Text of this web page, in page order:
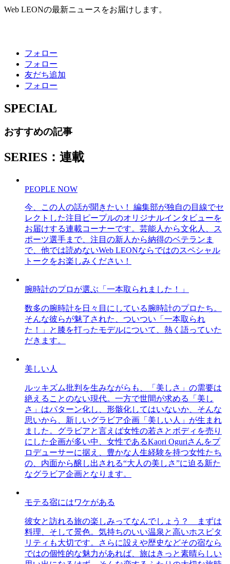
Web LEONの最新ニュースをお届けします。
フォロー
フォロー
友だち追加
フォロー
SPECIAL
おすすめの記事
SERIES：連載
PEOPLE NOW
今、この人の話が聞きたい！ 編集部が独自の目線でセ
レクトした注目ピープルのオリジナルインタビューを
お届けする連載コーナーです。芸能人から文化人、ス
ポーツ選手まで、注目の新人から納得のベテランま
で、他では読めないWeb LEONならではのスペシャル
トークをお楽しみください！
腕時計のプロが選ぶ「一本取られました！」
数多の腕時計を日々目にしている腕時計のプロたち。
そんな彼らが魅了された、ついつい「一本取られ
た！」と膝を打ったモデルについて、熱く語っていた
だきます。
美しい人
ルッキズム批判を生みながらも、「美しさ」の需要は
絶えることのない現代。一方で世間が求める「美し
さ」はパターン化し、形骸化してはいないか、そんな
思いから、新しいグラビア企画「美しい人」が生まれ
ました。グラビアと言えば女性の若さとボディを売り
にした企画が多い中、女性であるKaori Oguriさんをプ
ロデューサーに据え、豊かな人生経験を持つ女性たち
の、内面から醸し出される“大人の美しさ”に迫る新た
なグラビア企画となります。
モテる宿にはワケがある
彼女と訪れる旅の楽しみってなんでしょう？ まずは
料理、そして景色。気持ちのいい温泉と高いホスピタ
リティも大切です。さらに設えや歴史などその宿なら
ではの個性的な魅力があれば、旅はきっと素晴らしい